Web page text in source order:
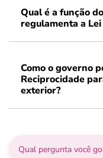
Qual é a função
regulamenta a
Como o governo
Reciprocidade
exterior?